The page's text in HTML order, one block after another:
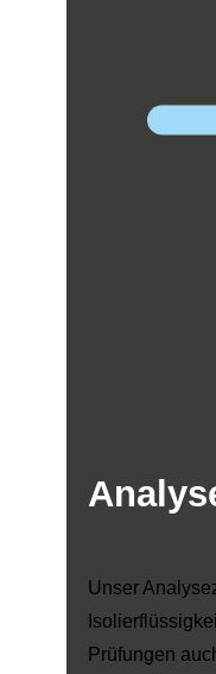
Unser
Prüfungen